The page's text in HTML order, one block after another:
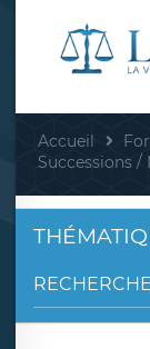
Accueil
Successions /